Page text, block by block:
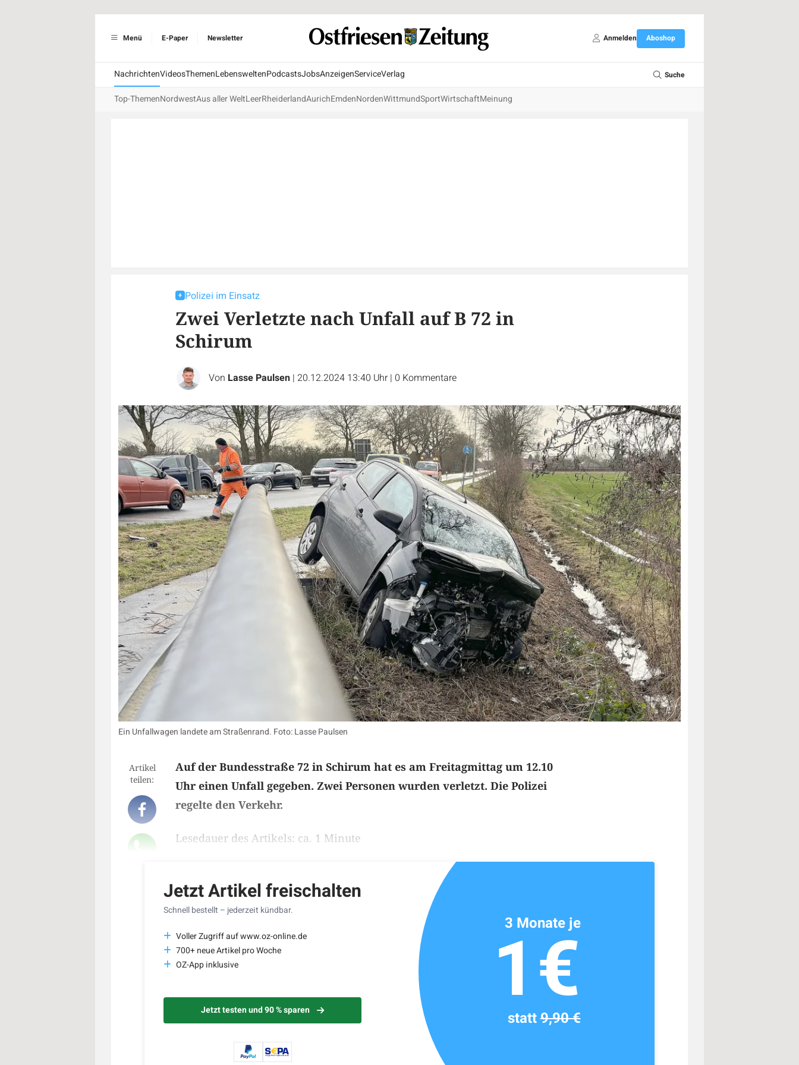
Menü E-Paper Newsletter Anmelden Aboshop
NachrichtenVideosThemenLebensweltenPodcastsJobsAnzeigenServiceVerlag Suche
Top-ThemenNordwestAus aller WeltLeerRheiderlandAurichEmdenNordenWittmundSportWirtschaftMeinung
Polizei im Einsatz
Zwei Verletzte nach Unfall auf B 72 in
Schirum
Von Lasse Paulsen | 20.12.2024 13:40 Uhr | 0 Kommentare
Ein Unfallwagen landete am Straßenrand. Foto: Lasse Paulsen
Artikel
teilen:
Auf der Bundesstraße 72 in Schirum hat es am Freitagmittag um 12.10
Uhr einen Unfall gegeben. Zwei Personen wurden verletzt. Die Polizei
regelte den Verkehr.
Lesedauer des Artikels: ca. 1 Minute
Jetzt Artikel freischalten
Schnell bestellt – jederzeit kündbar.
Voller Zugriff auf www.oz-online.de
700+ neue Artikel pro Woche
OZ-App inklusive
Jetzt testen und 90 % sparen
3 Monate je
1€
statt9,90 €